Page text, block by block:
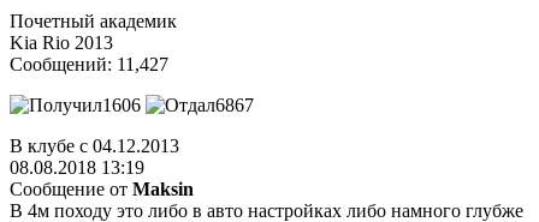
Почетный академик
Kia Rio 2013
Сообщений: 11,427
1606
6867
В клубе с 04.12.2013
08.08.2018 13:19
Сообщение от Maksin
В 4м походу это либо в авто настройках либо намного глубже